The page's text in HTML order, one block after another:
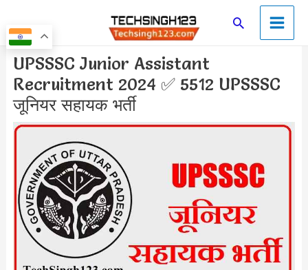
to
content
SearchMain
Menu
UPSSSC Junior Assistant
Recruitment 2024 ✅ 5512 UPSSSC
जूनियर सहायक भर्ती
Post
navigation